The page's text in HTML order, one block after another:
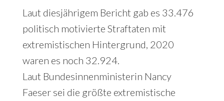
Laut diesjährigem Bericht gab es 33.476
politisch motivierte Straftaten mit
extremistischen Hintergrund, 2020
waren es noch 32.924.
Laut Bundesinnenministerin Nancy
Faeser sei die größte extremistische